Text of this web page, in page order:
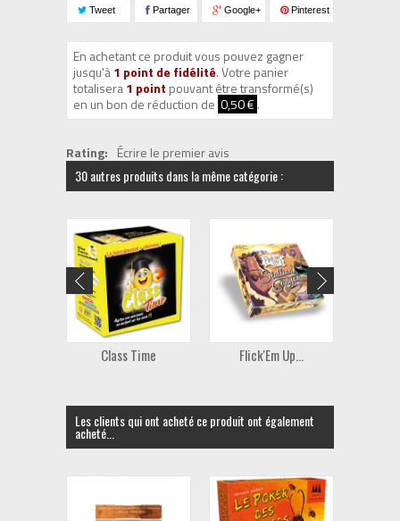
Tweet Partager Google+ Pinterest
En achetant ce produit vous pouvez gagner
jusqu'à1 point de fidélité. Votre panier
totalisera1 point pouvant être transformé(s)
en un bon de réduction de 0,50 € .
Rating: Écrire le premier avis
30 autres produits dans la même catégorie :
Class Time Flick'Em Up...
Les clients qui ont acheté ce produit ont également
acheté...